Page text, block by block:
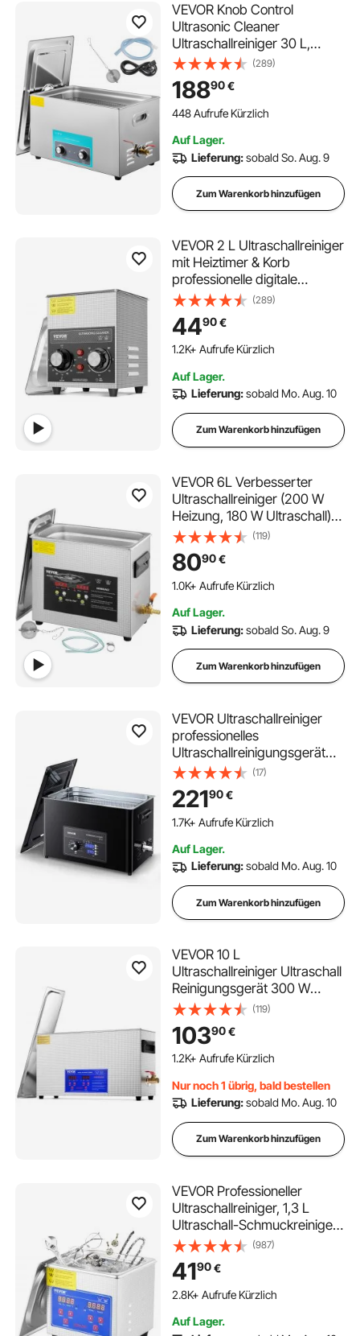
VEVOR Knob Control
Ultrasonic Cleaner
Ultraschallreiniger 30 L,
Ultraschall Reinigungsgerät
40 kHz 600 W, Digitaler
Ultraschallreiniger, Schmuck
Reinigung Ultraschall 220 V,
(289)
18890€
448 Aufrufe Kürzlich
Auf Lager.
Lieferung:sobald So. Aug. 9
Zum Warenkorb hinzufügen
VEVOR 2 L Ultraschallreiniger
mit Heiztimer & Korb
professionelle digitale
Ultraschall Reinigungsgeräte,
60 W Reinigungsmaschine
für Uhreninstrumente Brillen
Münzen Metallteile
(289)
4490€
1.2K+ Aufrufe Kürzlich
Auf Lager.
Lieferung:sobald Mo. Aug. 10
Zum Warenkorb hinzufügen
VEVOR 6L Verbesserter
Ultraschallreiniger (200 W
Heizung, 180 W Ultraschall)
Professioneller digitaler
Labor-Ultraschall-
Teilereiniger mit
Heizungstimer für die
Brillen
(119)
8090€
1.0K+ Aufrufe Kürzlich
Auf Lager.
Lieferung:sobald So. Aug. 9
Zum Warenkorb hinzufügen
VEVOR Ultraschallreiniger
professionelles
Ultraschallreinigungsgerät
mit Drehknopfsteuerung 30
L, Reinigungsgerät mit Korb &
Reinigungskugel,
Ultraschallgerät für Uhren
(17)
22190€
1.7K+ Aufrufe Kürzlich
Auf Lager.
Lieferung:sobald Mo. Aug. 10
Zum Warenkorb hinzufügen
VEVOR 10 L
Ultraschallreiniger Ultraschall
Reinigungsgerät 300 W
professionelle
Reinigungsmaschine mit
Timer und Heizung, 40kHz
Ultraschallreiniger mit Korb
Militärbedarf
(119)
10390€
1.2K+ Aufrufe Kürzlich
Nur noch 1 übrig, bald bestellen
Lieferung:sobald Mo. Aug. 10
Zum Warenkorb hinzufügen
VEVOR Professioneller
Ultraschallreiniger, 1,3 L
Ultraschall-Schmuckreiniger
mit digitalem Timer und
Heizung, Edelstahl-Industrie-
Schallreiniger 40 kHz für
Brillen, Uhren, Ringe,
(987)
4190€
2.8K+ Aufrufe Kürzlich
Auf Lager.